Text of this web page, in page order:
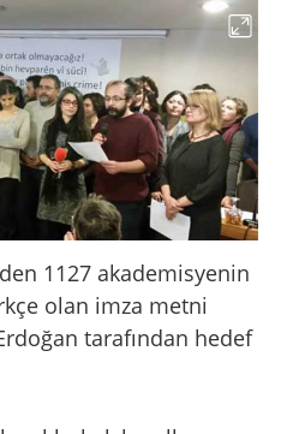
1127 akademisyenin
olan imza metni
tarafından hedef